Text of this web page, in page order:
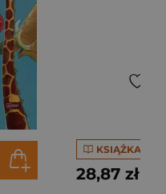
KSIĄŻKA
28,87 zł